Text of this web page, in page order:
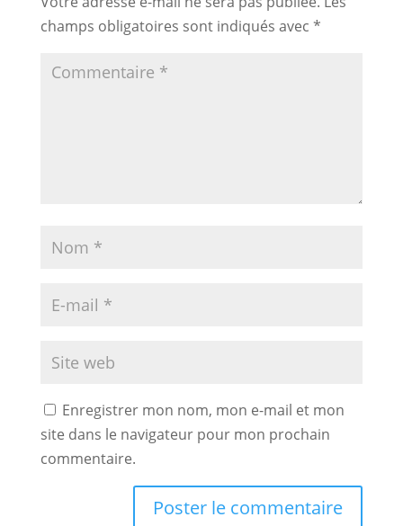
champs obligatoires sont indiqués avec *
Enregistrer mon nom, mon e-mail et mon
site dans le navigateur pour mon prochain
commentaire.